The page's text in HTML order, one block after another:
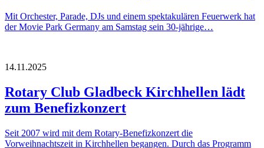
Mit Orchester, Parade, DJs und einem spektakulären Feuerwerk hat
der Movie Park Germany am Samstag sein 30-jährige…
14.11.2025
Rotary Club Gladbeck Kirchhellen lädt
zum Benefizkonzert
Seit 2007 wird mit dem Rotary-Benefizkonzert die
Vorweihnachtszeit in Kirchhellen begangen. Durch das Programm